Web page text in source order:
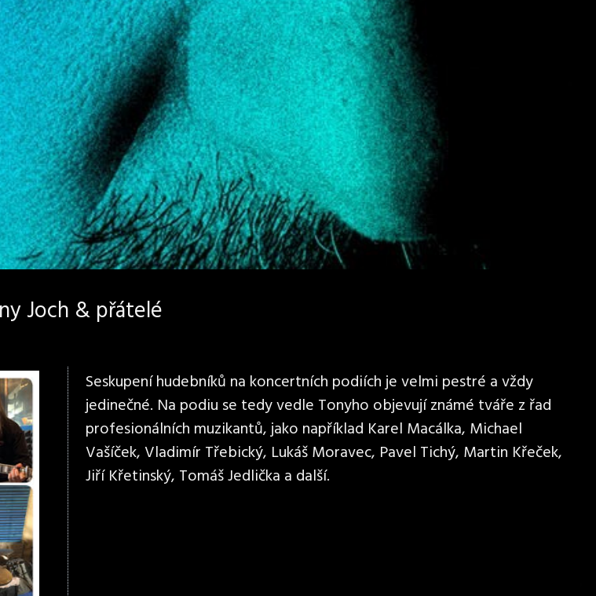
Joch & přátelé
Seskupení hudebníků na koncertních podiích je velmi pestré a vždy
jedinečné. Na podiu se tedy vedle Tonyho objevují známé tváře z řad
profesionálních muzikantů, jako například Karel Macálka, Michael
Vašíček, Vladimír Třebický, Lukáš Moravec, Pavel Tichý, Martin Křeček,
Jiří Křetinský, Tomáš Jedlička a další.